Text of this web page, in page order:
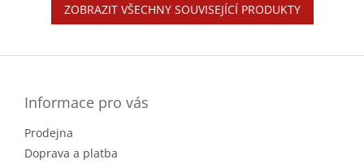
ZOBRAZIT VŠECHNY SOUVISEJÍCÍ PRODUKTY
Informace pro vás
Prodejna
Doprava a platba